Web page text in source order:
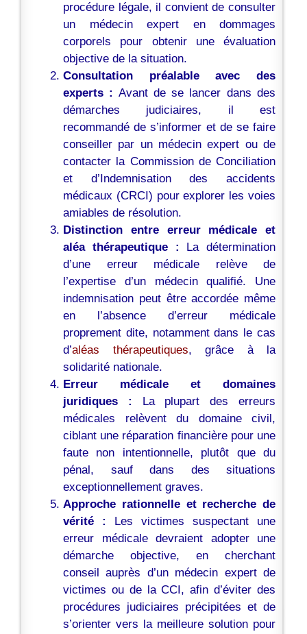
procédure légale, il convient de consulter
un médecin expert en dommages
corporels pour obtenir une évaluation
objective de la situation.
Consultation préalable avec des
experts : Avant de se lancer dans des
démarches judiciaires, il est
recommandé de s’informer et de se faire
conseiller par un médecin expert ou de
contacter la Commission de Conciliation
et d’Indemnisation des accidents
médicaux (CRCI) pour explorer les voies
amiables de résolution.
Distinction entre erreur médicale et
aléa thérapeutique : La détermination
d’une erreur médicale relève de
l’expertise d’un médecin qualifié. Une
indemnisation peut être accordée même
en l’absence d’erreur médicale
proprement dite, notamment dans le cas
d’aléas thérapeutiques, grâce à la
solidarité nationale.
Erreur médicale et domaines
juridiques : La plupart des erreurs
médicales relèvent du domaine civil,
ciblant une réparation financière pour une
faute non intentionnelle, plutôt que du
pénal, sauf dans des situations
exceptionnellement graves.
Approche rationnelle et recherche de
vérité :
Les victimes suspectant une
erreur médicale devraient adopter une
démarche objective, en cherchant
conseil auprès d’un médecin expert de
victimes ou de la CCI, afin d’éviter des
procédures judiciaires précipitées et de
s’orienter vers la meilleure solution pour